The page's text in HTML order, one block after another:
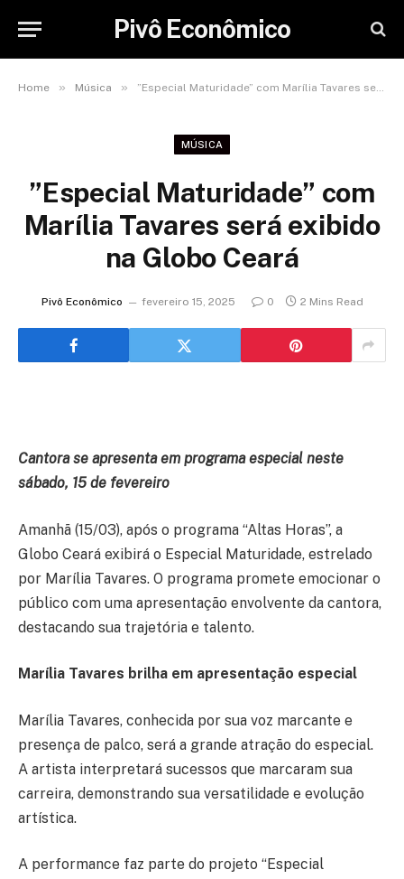
Pivô Econômico
Home » Música » ”Especial Maturidade” com Marília Tavares será exibido na Globo Ceará
MÚSICA
”Especial Maturidade” com
Marília Tavares será exibido
na Globo Ceará
Pivô Econômico fevereiro 15, 2025 0 2 Mins Read
Cantora se apresenta em programa especial neste
sábado, 15 de fevereiro
Amanhã (15/03), após o programa “Altas Horas”, a
Globo Ceará exibirá o Especial Maturidade, estrelado
por Marília Tavares. O programa promete emocionar o
público com uma apresentação envolvente da cantora,
destacando sua trajetória e talento.
Marília Tavares brilha em apresentação especial
Marília Tavares, conhecida por sua voz marcante e
presença de palco, será a grande atração do especial.
A artista interpretará sucessos que marcaram sua
carreira, demonstrando sua versatilidade e evolução
artística.
A performance faz parte do projeto “Especial